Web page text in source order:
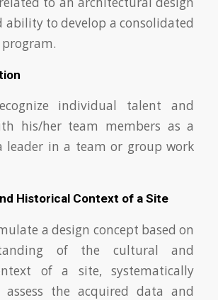
ability to develop a consolidated
individual talent and
his/her team members as a
leader in a team or group work
Historical Context of a Site
a design concept based on
of the cultural and
of a site, systematically
assess the acquired data and